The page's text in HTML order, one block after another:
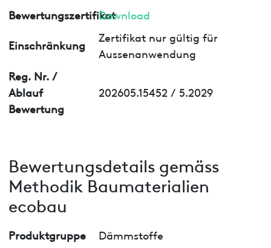
BewertungszertifikatDownload
Einschränkung
Zertifikat nur gültig für
Aussenanwendung
Reg. Nr. /
Ablauf
Bewertung
202605.15452 / 5.2029
Bewertungsdetails gemäss
Methodik Baumaterialien
ecobau
Produktgruppe Dämmstoffe